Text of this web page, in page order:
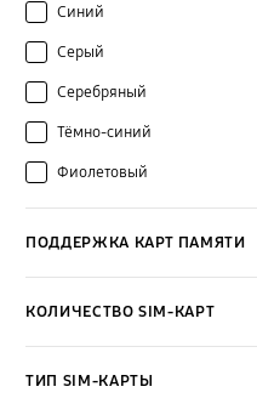
Синий
Серый
Серебряный
Тёмно-синий
Фиолетовый
ПОДДЕРЖКА КАРТ ПАМЯТИ
КОЛИЧЕСТВО SIM-КАРТ
ТИП SIM-КАРТЫ